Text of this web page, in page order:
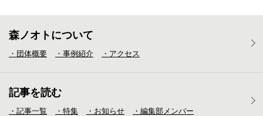
森ノオトについて
・団体概要 ・事例紹介 ・アクセス
記事を読む
・記事一覧 ・特集 ・お知らせ ・編集部メンバー